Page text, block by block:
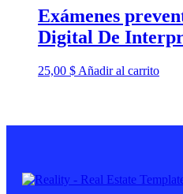
Exámenes
Digital De
25,00 $ Añadir al carrito